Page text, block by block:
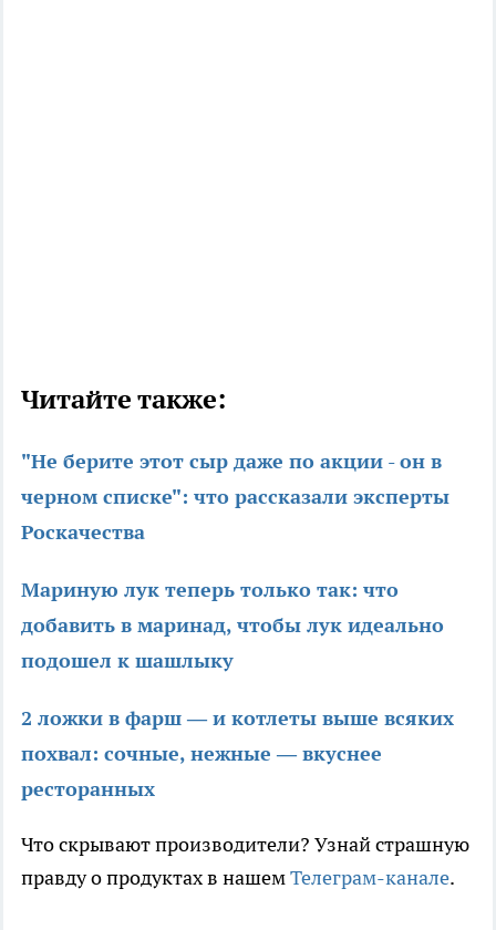
Читайте также:
"Не берите этот сыр даже по акции - он в
черном списке": что рассказали эксперты
Роскачества
Мариную лук теперь только так: что
добавить в маринад, чтобы лук идеально
подошел к шашлыку
2 ложки в фарш — и котлеты выше всяких
похвал: сочные, нежные — вкуснее
ресторанных
Что скрывают производители? Узнай страшную
правду о продуктах в нашемТелеграм-канале.